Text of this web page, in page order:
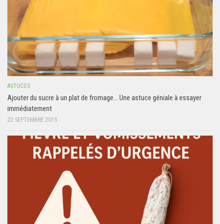
ASTUCES
Ajouter du sucre à un plat de fromage… Une astuce géniale à essayer
immédiatement
22 SEPTEMBRE 2015